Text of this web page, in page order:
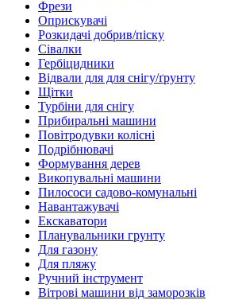
Фрези
Оприскувачі
Розкидачі добрив/піску
Сівалки
Гербіцидники
Відвали для для снігу/ґрунту
Щітки
Турбіни для снігу
Прибиральні машини
Повітродувки колісні
Подрібнювачі
Формування дерев
Викопувальні машини
Пилососи садово-комунальні
Навантажувачі
Екскаватори
Планувальники грунту
Для газону
Для пляжу
Ручний інструмент
Вітрові машини від заморозків